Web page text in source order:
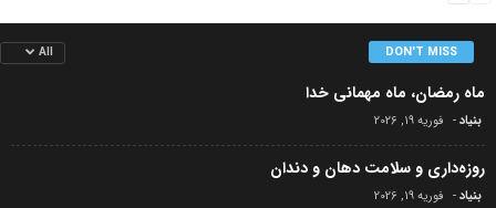
DON'T MISS
All
ماه رمضان، ماه مهمانی خدا
بنیاد- فوریه 19, 2026
روزه‌داری و سلامت دهان و دندان
بنیاد- فوریه 19, 2026